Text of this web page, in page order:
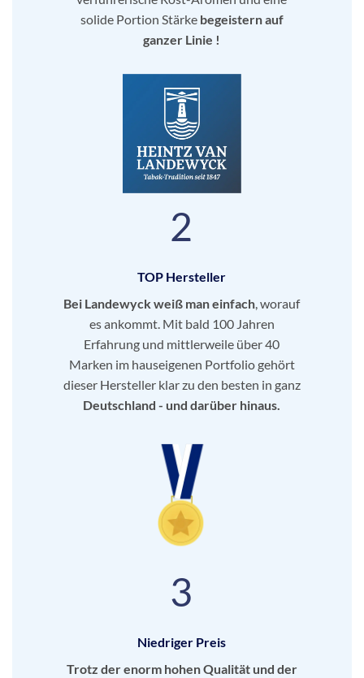
solide Portion Stärke begeistern auf
ganzer Linie !
2
TOP Hersteller
Bei Landewyck weiß man einfach, worauf
es ankommt. Mit bald 100 Jahren
Erfahrung und mittlerweile über 40
Marken im hauseigenen Portfolio gehört
dieser Hersteller klar zu den besten in ganz
Deutschland - und darüber hinaus.
3
Niedriger Preis
Trotz der enorm hohen Qualität und der